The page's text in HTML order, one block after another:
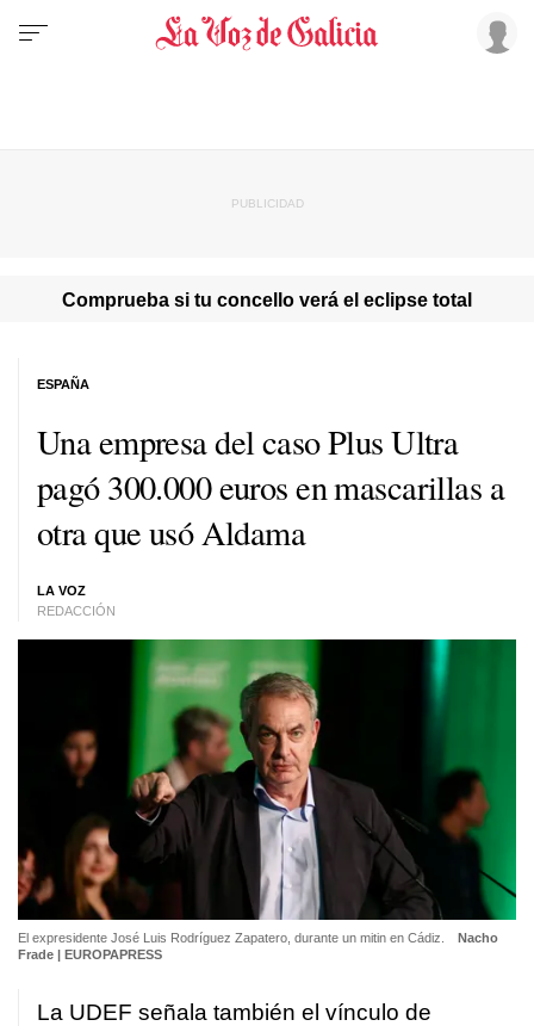
Comprueba si tu concello verá el eclipse total
Una empresa del caso Plus Ultra
pagó 300.000 euros en mascarillas a
otra que usó Aldama
LA VOZ
REDACCIÓN
ESPAÑA
El expresidente José Luis Rodríguez Zapatero, durante un mitin en Cádiz.
Nacho
Frade | EUROPAPRESS
La UDEF señala también el vínculo de